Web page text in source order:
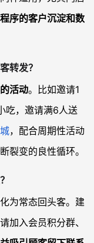
序的客户沉淀和数
转发？
活动。比如邀请1
吃，邀请满6人送
，配合周期性活动
裂变的良性循环。
为常态回头客。建
加入会员积分群、